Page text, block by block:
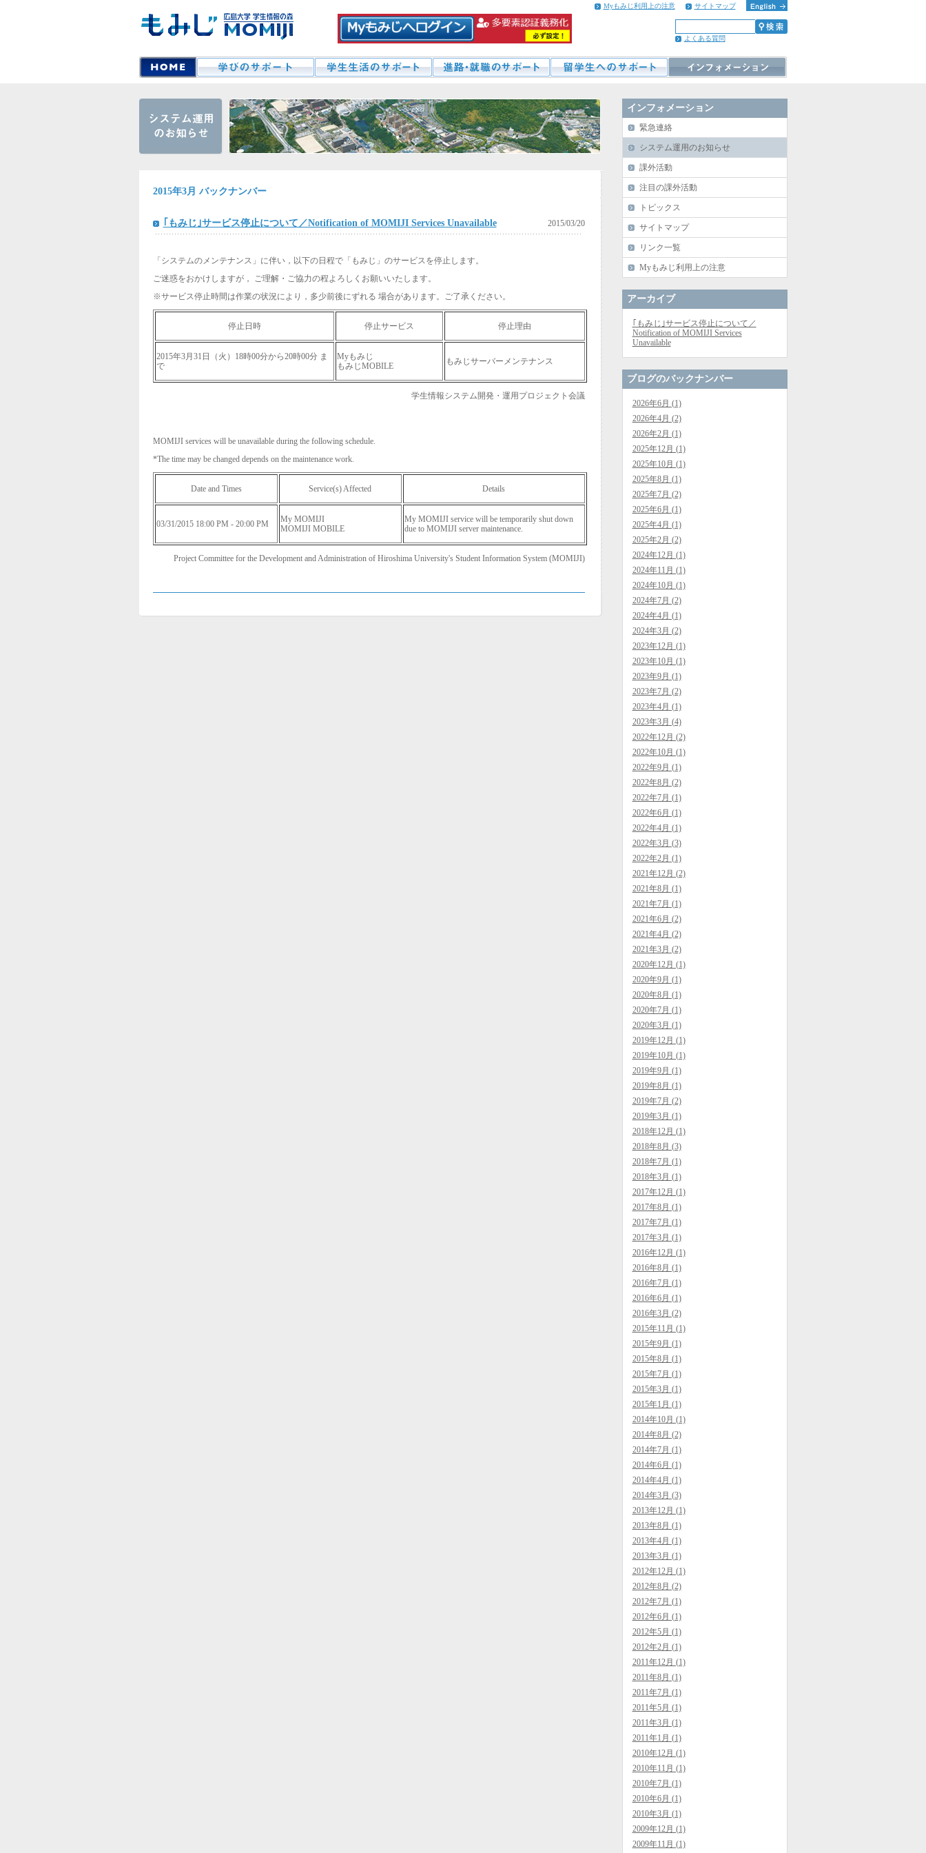
サイトマップ
Myもみじ利用上の注意
よくある質問
2015年3月 バックナンバー
｢もみじ｣サービス停止について／Notification of MOMIJI Services Unavailable 2015/03/20
「システムのメンテナンス」に伴い，以下の日程で「もみじ」のサービスを停止します。
ご迷惑をおかけしますが， ご理解・ご協力の程よろしくお願いいたします。
※サービス停止時間は作業の状況により，多少前後にずれる 場合があります。ご了承ください。
停止日時 停止サービス 停止理由
2015年3月31日（火）18時00分から20時00分 ま
で
Myもみじ
もみじMOBILE
もみじサーバーメンテナンス
学生情報システム開発・運用プロジェクト会議
MOMIJI services will be unavailable during the following schedule.
*The time may be changed depends on the maintenance work.
Date and Times Service(s) Affected Details
03/31/2015 18:00 PM - 20:00 PM
My MOMIJI
MOMIJI MOBILE
My MOMIJI service will be temporarily shut down
due to MOMIJI server maintenance.
Project Committee for the Development and Administration of Hiroshima University's Student Information System (MOMIJI)
インフォメーション
緊急連絡
システム運用のお知らせ
課外活動
注目の課外活動
トピックス
サイトマップ
リンク一覧
Myもみじ利用上の注意
アーカイブ
｢もみじ｣サービス停止について／
Notification of MOMIJI Services
Unavailable
ブログのバックナンバー
2026年6月 (1)
2026年4月 (2)
2026年2月 (1)
2025年12月 (1)
2025年10月 (1)
2025年8月 (1)
2025年7月 (2)
2025年6月 (1)
2025年4月 (1)
2025年2月 (2)
2024年12月 (1)
2024年11月 (1)
2024年10月 (1)
2024年7月 (2)
2024年4月 (1)
2024年3月 (2)
2023年12月 (1)
2023年10月 (1)
2023年9月 (1)
2023年7月 (2)
2023年4月 (1)
2023年3月 (4)
2022年12月 (2)
2022年10月 (1)
2022年9月 (1)
2022年8月 (2)
2022年7月 (1)
2022年6月 (1)
2022年4月 (1)
2022年3月 (3)
2022年2月 (1)
2021年12月 (2)
2021年8月 (1)
2021年7月 (1)
2021年6月 (2)
2021年4月 (2)
2021年3月 (2)
2020年12月 (1)
2020年9月 (1)
2020年8月 (1)
2020年7月 (1)
2020年3月 (1)
2019年12月 (1)
2019年10月 (1)
2019年9月 (1)
2019年8月 (1)
2019年7月 (2)
2019年3月 (1)
2018年12月 (1)
2018年8月 (3)
2018年7月 (1)
2018年3月 (1)
2017年12月 (1)
2017年8月 (1)
2017年7月 (1)
2017年3月 (1)
2016年12月 (1)
2016年8月 (1)
2016年7月 (1)
2016年6月 (1)
2016年3月 (2)
2015年11月 (1)
2015年9月 (1)
2015年8月 (1)
2015年7月 (1)
2015年3月 (1)
2015年1月 (1)
2014年10月 (1)
2014年8月 (2)
2014年7月 (1)
2014年6月 (1)
2014年4月 (1)
2014年3月 (3)
2013年12月 (1)
2013年8月 (1)
2013年4月 (1)
2013年3月 (1)
2012年12月 (1)
2012年8月 (2)
2012年7月 (1)
2012年6月 (1)
2012年5月 (1)
2012年2月 (1)
2011年12月 (1)
2011年8月 (1)
2011年7月 (1)
2011年5月 (1)
2011年3月 (1)
2011年1月 (1)
2010年12月 (1)
2010年11月 (1)
2010年7月 (1)
2010年6月 (1)
2010年3月 (1)
2009年12月 (1)
2009年11月 (1)